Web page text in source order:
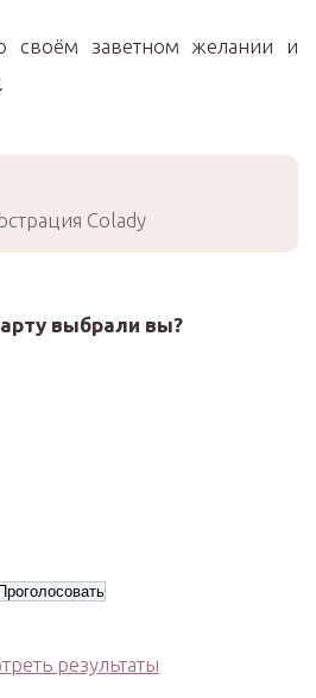
своём заветном желании и
Colady
выбрали вы?
результаты